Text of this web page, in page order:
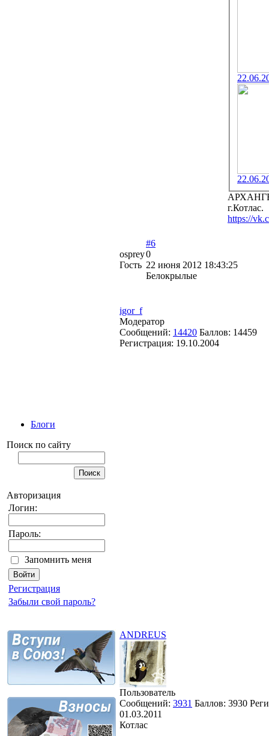
Блоги
Поиск по сайту
Авторизация
Логин:
Пароль:
Запомнить меня
Регистрация
Забыли свой пароль?
г.Котлас.
https://
osprey
Гость
#6
0
22 июня 2012 18:43:25
Белокрылые
igor_f
Модератор
Сообщений: 14420 Баллов: 14459
Регистрация: 19.10.2004
ANDREUS
Пользователь
Сообщений: 3931 Баллов: 3930
01.03.2011
Котлас